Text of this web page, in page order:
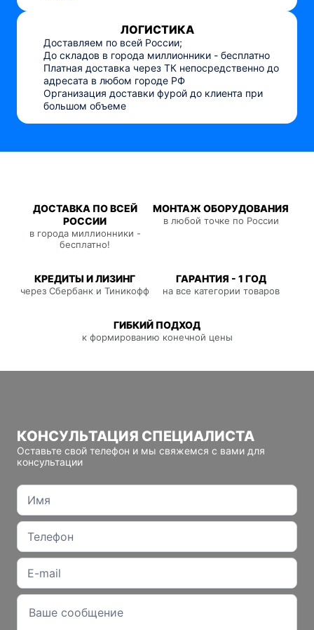
ЛОГИСТИКА
Доставляем по всей России;
До складов в города миллионники - бесплатно
Платная доставка через ТК непосредственно до
адресата в любом городе РФ
Организация доставки фурой до клиента при
большом объеме
ДОСТАВКА ПО ВСЕЙ
РОССИИ
в города миллионники -
бесплатно!
МОНТАЖ ОБОРУДОВАНИЯ
в любой точке по России
КРЕДИТЫ И ЛИЗИНГ
через Сбербанк и Тиникофф
ГАРАНТИЯ - 1 ГОД
на все категории товаров
ГИБКИЙ ПОДХОД
к формированию конечной цены
КОНСУЛЬТАЦИЯ СПЕЦИАЛИСТА
Оставьте свой телефон и мы свяжемся с вами для
консультации